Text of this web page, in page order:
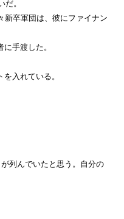
。
新卒軍団は、彼にファイナン
手渡した。
入れている。
列んでいたと思う。自分の